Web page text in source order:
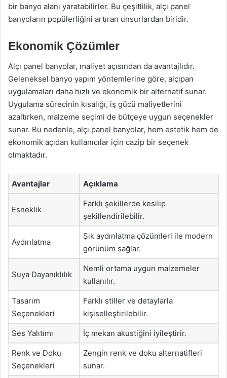
bir banyo alanı yaratabilirler. Bu çeşitlilik, alçı panel
banyoların popülerliğini artıran unsurlardan biridir.
Ekonomik Çözümler
Alçı panel banyolar, maliyet açısından da avantajlıdır.
Geleneksel banyo yapım yöntemlerine göre, alçıpan
uygulamaları daha hızlı ve ekonomik bir alternatif sunar.
Uygulama sürecinin kısalığı, iş gücü maliyetlerini
azaltırken, malzeme seçimi de bütçeye uygun seçenekler
sunar. Bu nedenle, alçı panel banyolar, hem estetik hem de
ekonomik açıdan kullanıcılar için cazip bir seçenek
olmaktadır.
Avantajlar Açıklama
Esneklik
Farklı şekillerde kesilip
şekillendirilebilir.
Aydınlatma
Şık aydınlatma çözümleri ile modern
görünüm sağlar.
Suya Dayanıklılık
Nemli ortama uygun malzemeler
kullanılır.
Tasarım
Seçenekleri
Farklı stiller ve detaylarla
kişiselleştirilebilir.
Ses Yalıtımı İç mekan akustiğini iyileştirir.
Renk ve Doku
Seçenekleri
Zengin renk ve doku alternatifleri
sunar.